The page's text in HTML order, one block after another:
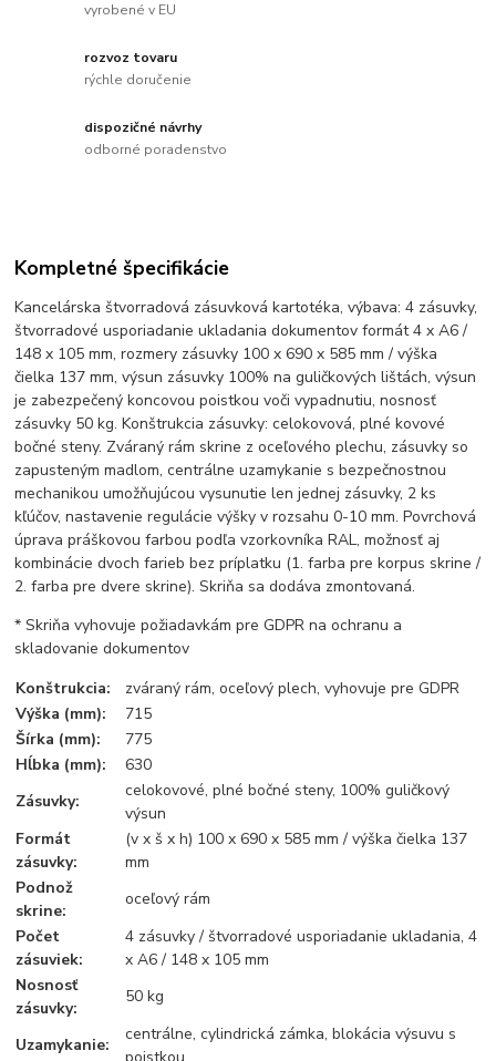
vyrobené v EU
rozvoz tovaru
rýchle doručenie
dispozičné návrhy
odborné poradenstvo
Kompletné špecifikácie
Kancelárska štvorradová zásuvková kartotéka, výbava: 4 zásuvky,
štvorradové usporiadanie ukladania dokumentov formát 4 x A6 /
148 x 105 mm, rozmery zásuvky 100 x 690 x 585 mm / výška
čielka 137 mm, výsun zásuvky 100% na guličkových lištách, výsun
je zabezpečený koncovou poistkou voči vypadnutiu, nosnosť
zásuvky 50 kg. Konštrukcia zásuvky: celokovová, plné kovové
bočné steny. Zváraný rám skrine z oceľového plechu, zásuvky so
zapusteným madlom, centrálne uzamykanie s bezpečnostnou
mechanikou umožňujúcou vysunutie len jednej zásuvky, 2 ks
kľúčov, nastavenie regulácie výšky v rozsahu 0-10 mm. Povrchová
úprava práškovou farbou podľa vzorkovníka RAL, možnosť aj
kombinácie dvoch farieb bez príplatku (1. farba pre korpus skrine /
2. farba pre dvere skrine). Skriňa sa dodáva zmontovaná.
* Skriňa vyhovuje požiadavkám pre GDPR na ochranu a
skladovanie dokumentov
Konštrukcia:
zváraný rám, oceľový plech, vyhovuje pre GDPR
Výška (mm):
715
Šírka (mm):
775
Hĺbka (mm):
630
Zásuvky:
celokovové, plné bočné steny, 100% guličkový
výsun
Formát
zásuvky:
(v x š x h) 100 x 690 x 585 mm / výška čielka 137
mm
Podnož
skrine:
oceľový rám
Počet
zásuviek:
4 zásuvky / štvorradové usporiadanie ukladania, 4
x A6 / 148 x 105 mm
Nosnosť
zásuvky:
50 kg
Uzamykanie:
centrálne, cylindrická zámka, blokácia výsuvu s